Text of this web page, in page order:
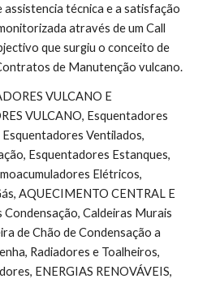
assistencia técnica e a satisfação
através de um Call
que surgiu o conceito de
de Manutenção vulcano.
VULCANO, Esquentadores
Ventilados,
Esquentadores Estanques,
Elétricos,
AQUECIMENTO CENTRAL E
Condensação, Caldeiras Murais
de Chão de Condensação a
Radiadores e Toalheiros,
ENERGIAS RENOVÁVEIS,